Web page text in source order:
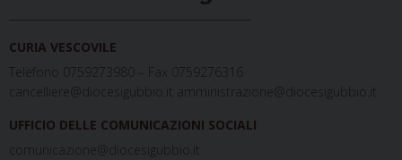
CURIA VESCOVILE
Telefono 0759273980 – Fax 0759276316
cancelliere@diocesigubbio.it amministrazione@diocesigubbio.it
UFFICIO DELLE COMUNICAZIONI SOCIALI
comunicazione@diocesigubbio.it